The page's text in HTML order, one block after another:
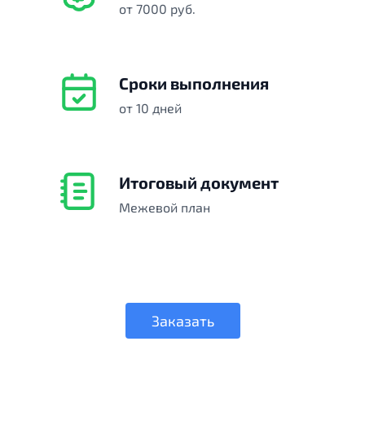
от 7000 руб.
Сроки выполнения
от 10 дней
Итоговый документ
Межевой план
Заказать